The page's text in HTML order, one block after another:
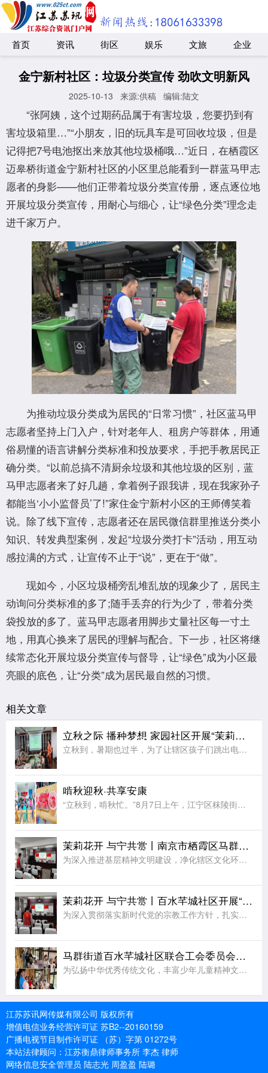
首页 资讯 街区 娱乐 文旅 企业
金宁新村社区：垃圾分类宣传 劲吹文明新风
2025-10-13 来源:供稿 编辑:陆文
“张阿姨，这个过期药品属于有害垃圾，您要扔到有
害垃圾箱里…”“小朋友，旧的玩具车是可回收垃圾，但是
记得把7号电池抠出来放其他垃圾桶哦…”近日，在栖霞区
迈皋桥街道金宁新村社区的小区里总能看到一群蓝马甲志
愿者的身影——他们正带着垃圾分类宣传册，逐点逐位地
开展垃圾分类宣传，用耐心与细心，让“绿色分类”理念走
进千家万户。
为推动垃圾分类成为居民的“日常习惯”，社区蓝马甲
志愿者坚持上门入户，针对老年人、租房户等群体，用通
俗易懂的语言讲解分类标准和投放要求，手把手教居民正
确分类。“以前总搞不清厨余垃圾和其他垃圾的区别，蓝
马甲志愿者来了好几趟，拿着例子跟我讲，现在我家孙子
都能当‘小小监督员’了!”家住金宁新村小区的王师傅笑着
说。除了线下宣传，志愿者还在居民微信群里推送分类小
知识、转发典型案例，发起“垃圾分类打卡”活动，用互动
感拉满的方式，让宣传不止于“说”，更在于“做”。
现如今，小区垃圾桶旁乱堆乱放的现象少了，居民主
动询问分类标准的多了;随手丢弃的行为少了，带着分类
袋投放的多了。蓝马甲志愿者用脚步丈量社区每一寸土
地，用真心换来了居民的理解与配合。下一步，社区将继
续常态化开展垃圾分类宣传与督导，让“绿色”成为小区最
亮眼的底色，让“分类”成为居民最自然的习惯。
相关文章
立秋之际 播种梦想 家园社区开展“茉莉花开”七彩夏日节气亲子活动
立秋到，暑期也过半，为了让辖区孩子们跳出电子屏幕、沉浸式感受传统节气文化的独特魅力，同时绷紧暑期安全防护弦，在亲子协作中收获充实又安心的暑期记忆，近日，江宁区秣陵街道家园社区在三楼活动空间顺利开展“立
啃秋迎秋·共享安康
“立秋到，啃秋忙。”8月7日上午，江宁区秣陵街道火炬村开展了“啃秋迎秋·共享安康”为主题的立秋敬老活动。活动室里瓜香四溢、笑声阵阵。桌上摆满了红瓤西瓜，老人围坐一堂，一边品尝着清甜的“啃秋”瓜，一边聊
茉莉花开 与宁共赏丨南京市栖霞区马群街道百水芊城社区开展“扫黄打非树新风 全民阅读沐书香”全民阅读活动
为深入推进基层精神文明建设，净化辖区文化环境，培育全民阅读新风尚，筑牢社区思想文化安全防线，8月6日，栖霞区马群街道百水芊城社区党委依托社区新时代文明实践站组织全体社区工作人员，开展“扫黄打非树新风
茉莉花开 与宁共赏丨百水芊城社区开展“依法规范宗教工作 携手共建和谐家园”宣传活动
为深入贯彻落实新时代党的宗教工作方针，扎实推进宗教工作法治化、规范化建设，切实筑牢基层治理安全防线，营造文明和谐、团结稳定的社区氛围，8月6日，栖霞区马群街道百水芊城社区党委依托社区新时代文明实践站精
马群街道百水芊城社区联合工会委员会开展非遗烧箔画手工活动
为弘扬中华优秀传统文化，丰富少年儿童精神文化生活，拉近邻里情感距离，8月7日，栖霞区马群街道科协、马群街道百水芊城社区联合工会委员会、百水芊城社区党委依托新时代文明实践站，组织开展非遗烧箔画手工体验活
江苏苏讯网传媒有限公司 版权所有
增值电信业务经营许可证 苏B2--20160159
广播电视节目制作许可证 （苏）字第 01272号
本站法律顾问：江苏衡鼎律师事务所 李杰 律师
网络信息安全管理员 陆志光 周盈盈 陆璐